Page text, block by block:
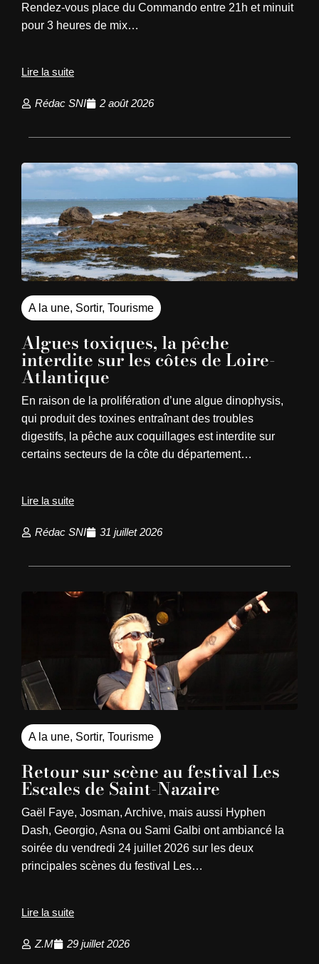
Rendez-vous place du Commando entre 21h et minuit
pour 3 heures de mix…
Lire la suite
Rédac SNI 2 août 2026
A la une, Sortir, Tourisme
Algues toxiques, la pêche
interdite sur les côtes de Loire-
Atlantique
En raison de la prolifération d’une algue dinophysis,
qui produit des toxines entraînant des troubles
digestifs, la pêche aux coquillages est interdite sur
certains secteurs de la côte du département…
Lire la suite
Rédac SNI 31 juillet 2026
A la une, Sortir, Tourisme
Retour sur scène au festival Les
Escales de Saint-Nazaire
Gaël Faye, Josman, Archive, mais aussi Hyphen
Dash, Georgio, Asna ou Sami Galbi ont ambiancé la
soirée du vendredi 24 juillet 2026 sur les deux
principales scènes du festival Les…
Lire la suite
Z.M 29 juillet 2026